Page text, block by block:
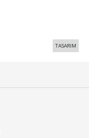
TASARIM